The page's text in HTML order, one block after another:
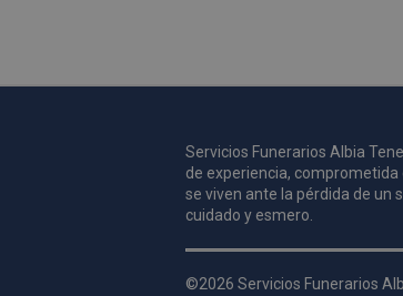
Servicios Funerarios Albia
de experiencia,
se viven ante la pérdida de un
cuidado y esmero.
©2026 Servicios Funerarios